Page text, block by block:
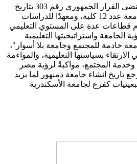
تأسست جامعة دمنهور بمقتضى القرار الجمهوري رقم 303 بتاريخ
26-10-2010، هذا وتضم الجامعة عدد 12 كلية، ومعهدًا للدراسات
قطاعات عدة على المستوي التعليمي
واستراتيجيتها التعليمية
خادمة للمجتمع وجامعة بلا أسوار"،
بسياستها التعليمية، والمواءمة
المجتمع، مواكبةً لرؤية مصر
تاريخ انشاء جامعة دمنهور لما يزيد
كفرع لجامعة الأسكندرية